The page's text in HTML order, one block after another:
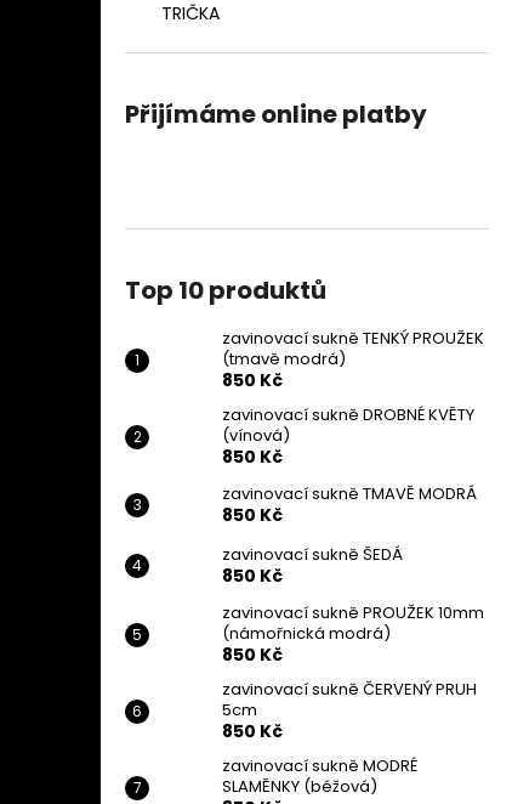
TRIČKA
Přijímáme online platby
Top 10 produktů
zavinovací sukně TENKÝ PROUŽEK
(tmavě modrá)
850 Kč
zavinovací sukně DROBNÉ KVĚTY
(vínová)
850 Kč
zavinovací sukně TMAVĚ MODRÁ
850 Kč
zavinovací sukně ŠEDÁ
850 Kč
zavinovací sukně PROUŽEK 10mm
(námořnická modrá)
850 Kč
zavinovací sukně ČERVENÝ PRUH
5cm
850 Kč
zavinovací sukně MODRÉ
SLAMĚNKY (béžová)